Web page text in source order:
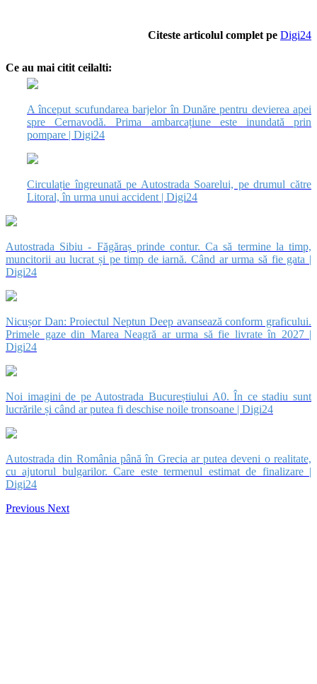
Citeste articolul complet pe Digi24
Ce au mai citit ceilalti:
A început scufundarea barjelor în Dunăre pentru devierea apei
spre Cernavodă. Prima ambarcațiune este inundată prin
pompare | Digi24
Circulație îngreunată pe Autostrada Soarelui, pe drumul către
Litoral, în urma unui accident | Digi24
Autostrada Sibiu - Făgăraș prinde contur. Ca să termine la timp,
muncitorii au lucrat și pe timp de iarnă. Când ar urma să fie gata |
Digi24
Nicușor Dan: Proiectul Neptun Deep avansează conform graficului.
Primele gaze din Marea Neagră ar urma să fie livrate în 2027 |
Digi24
Noi imagini de pe Autostrada Bucureștiului A0. În ce stadiu sunt
lucrările și când ar putea fi deschise noile tronsoane | Digi24
Autostrada din România până în Grecia ar putea deveni o realitate,
cu ajutorul bulgarilor. Care este termenul estimat de finalizare |
Digi24
Previous Next